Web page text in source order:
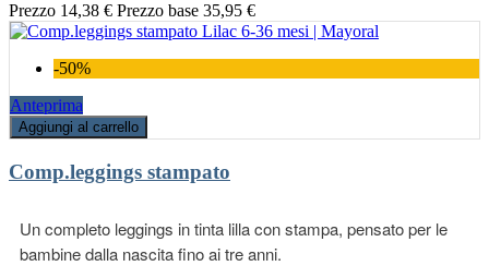
Prezzo 14,38 € Prezzo base 35,95 €
-50%
Anteprima
Aggiungi al carrello
Comp.leggings stampato
Un completo leggings in tinta lilla con stampa, pensato per le
bambine dalla nascita fino ai tre anni.